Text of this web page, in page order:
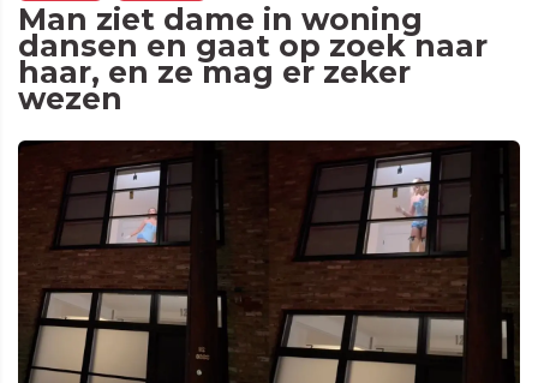
Man ziet dame in woning
dansen en gaat op zoek naar
haar, en ze mag er zeker
wezen